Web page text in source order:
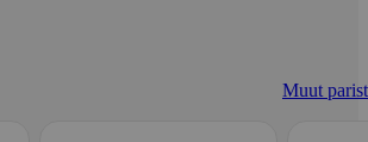
Muut